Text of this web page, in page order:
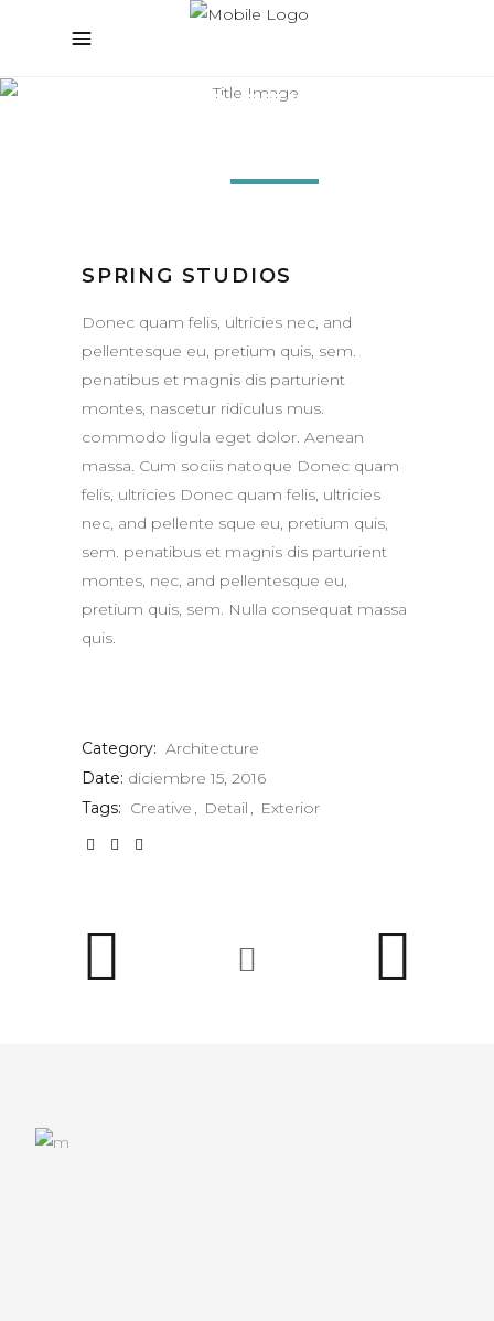
SPRING STUDIOS
SPRING STUDIOS
Donec quam felis, ultricies nec, and
pellentesque eu, pretium quis, sem.
penatibus et magnis dis parturient
montes, nascetur ridiculus mus.
commodo ligula eget dolor. Aenean
massa. Cum sociis natoque Donec quam
felis, ultricies Donec quam felis, ultricies
nec, and pellente sque eu, pretium quis,
sem. penatibus et magnis dis parturient
montes, nec, and pellentesque eu,
pretium quis, sem. Nulla consequat massa
quis.
Category: Architecture
Date: diciembre 15, 2016
Tags: Creative Detail Exterior